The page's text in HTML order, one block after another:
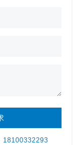
18100332293